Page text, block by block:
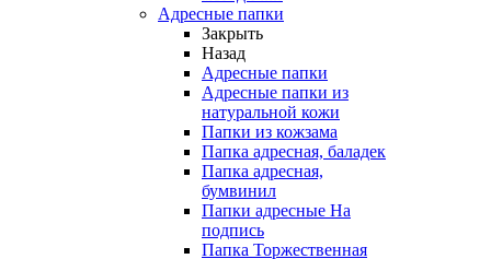
Адресные папки
Закрыть
Назад
Адресные папки
Адресные папки из
натуральной кожи
Папки из кожзама
Папка адресная, баладек
Папка адресная,
бумвинил
Папки адресные На
подпись
Папка Торжественная